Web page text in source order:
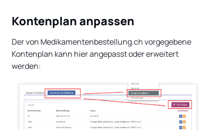
Kontenplan anpassen
Der von Medikamentenbestellung.ch vorgegebene
Kontenplan kann hier angepasst oder erweitert
werden: